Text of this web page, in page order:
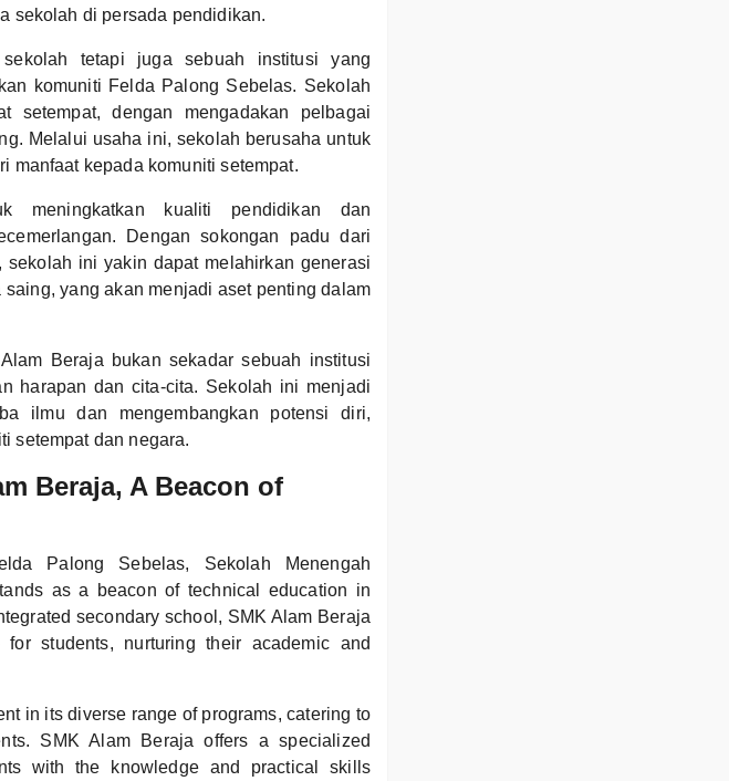
sekolah di persada pendidikan.
tetapi juga sebuah institusi yang
komuniti Felda Palong Sebelas. Sekolah
setempat, dengan mengadakan pelbagai
Melalui usaha ini, sekolah berusaha untuk
manfaat kepada komuniti setempat.
meningkatkan kualiti pendidikan dan
Dengan sokongan padu dari
ini yakin dapat melahirkan generasi
yang akan menjadi aset penting dalam
Beraja bukan sekadar sebuah institusi
harapan dan cita-cita. Sekolah ini menjadi
ilmu dan mengembangkan potensi diri,
setempat dan negara.
Beraja, A Beacon of
Palong Sebelas, Sekolah Menengah
as a beacon of technical education in
secondary school, SMK Alam Beraja
students, nurturing their academic and
in its diverse range of programs, catering to
SMK Alam Beraja offers a specialized
with the knowledge and practical skills